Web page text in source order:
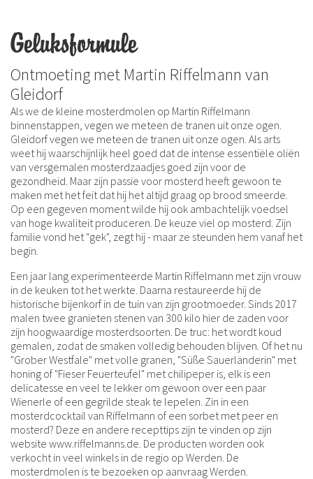
Geluksformule
Ontmoeting met Martin Riffelmann van
Gleidorf
Als we de kleine mosterdmolen op Martin Riffelmann
binnenstappen, vegen we meteen de tranen uit onze ogen.
Gleidorf vegen we meteen de tranen uit onze ogen. Als arts
weet hij waarschijnlijk heel goed dat de intense essentiële oliën
van versgemalen mosterdzaadjes goed zijn voor de
gezondheid. Maar zijn passie voor mosterd heeft gewoon te
maken met het feit dat hij het altijd graag op brood smeerde.
Op een gegeven moment wilde hij ook ambachtelijk voedsel
van hoge kwaliteit produceren. De keuze viel op mosterd. Zijn
familie vond het "gek", zegt hij - maar ze steunden hem vanaf het
begin.
Een jaar lang experimenteerde Martin Riffelmann met zijn vrouw
in de keuken tot het werkte. Daarna restaureerde hij de
historische bijenkorf in de tuin van zijn grootmoeder. Sinds 2017
malen twee granieten stenen van 300 kilo hier de zaden voor
zijn hoogwaardige mosterdsoorten. De truc: het wordt koud
gemalen, zodat de smaken volledig behouden blijven. Of het nu
"Grober Westfale" met volle granen, "Süße Sauerländerin" met
honing of "Fieser Feuerteufel" met chilipeper is, elk is een
delicatesse en veel te lekker om gewoon over een paar
Wienerle of een gegrilde steak te lepelen. Zin in een
mosterdcocktail van Riffelmann of een sorbet met peer en
mosterd? Deze en andere recepttips zijn te vinden op zijn
website www.riffelmanns.de. De producten worden ook
verkocht in veel winkels in de regio op Werden. De
mosterdmolen is te bezoeken op aanvraag Werden.